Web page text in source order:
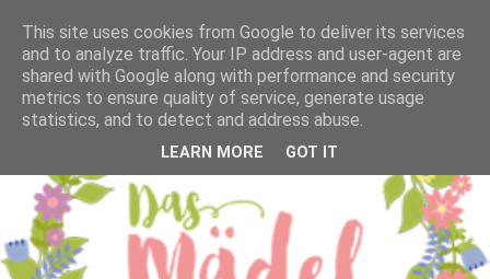
This site uses cookies from Google to deliver its services
and to analyze traffic. Your IP address and user-agent are
shared with Google along with performance and security
metrics to ensure quality of service, generate usage
statistics, and to detect and address abuse.
LEARN MORE GOT IT